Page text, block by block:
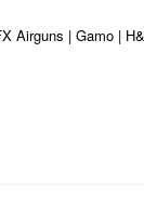
| Gamo |